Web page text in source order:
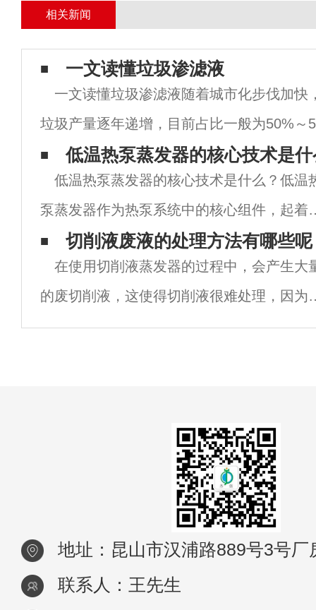
相关新闻
一文读懂垃圾渗滤液
一文读懂垃圾渗滤液随着城市化步伐加快
垃圾产量逐年递增，目前占比一般为50%～
可达60%甚至更多。我国人口众多，是垃圾
住建部2017年发布的城市垃圾统计数据，
低温热泵蒸发器的核心技术是
低温热泵蒸发器的核心技术是什么？低温
泵蒸发器作为热泵系统中的核心组件，起着
要的作用。它通过利用低温热能进行蒸发，
生蒸汽或者蒸发液体，实现对热能的转换。
面将详细介绍低温热泵蒸发器的核心技术。
切削液废液的处理方法有哪些
在使用切削液蒸发器的过程中，会产生大
的废切削液，这使得切削液很难处理，因为
使用切削液的时候会混入细碎屑、磨屑、砂
地址：昆山市汉浦路889号3号厂
联系人：王先生